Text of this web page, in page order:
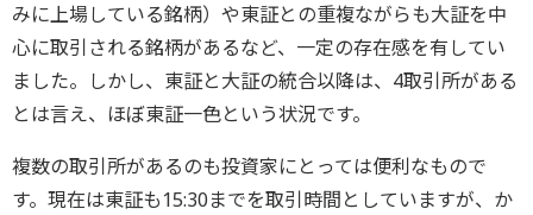
みに上場している銘柄）や東証との重複ながらも大証を中
心に取引される銘柄があるなど、一定の存在感を有してい
ました。しかし、東証と大証の統合以降は、4取引所がある
とは言え、ほぼ東証一色という状況です。
複数の取引所があるのも投資家にとっては便利なもので
す。現在は東証も15:30までを取引時間としていますが、か